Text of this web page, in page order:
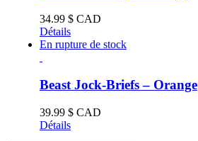
34.99 $ CAD
Détails
En rupture de stock
Beast Jock-Briefs – Orange
39.99 $ CAD
Détails